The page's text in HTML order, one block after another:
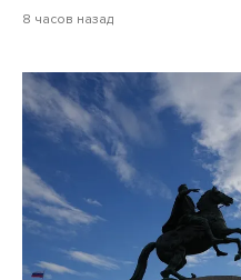
8 часов назад